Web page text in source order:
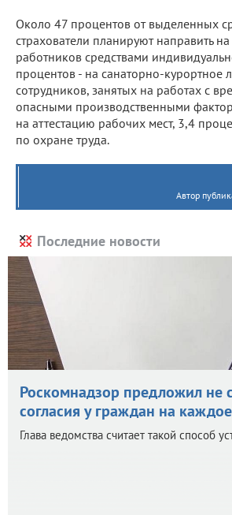
Около 47 процентов от выделенных
страхователи планируют направить
работников средствами
процентов - на санаторно-курортное
сотрудников, занятых на работах с
опасными производственными
на аттестацию рабочих мест, 3,4
по охране труда.
Автор
Последние новости
Роскомнадзор предложил не
согласия у граждан на
Глава ведомства считает такой способ